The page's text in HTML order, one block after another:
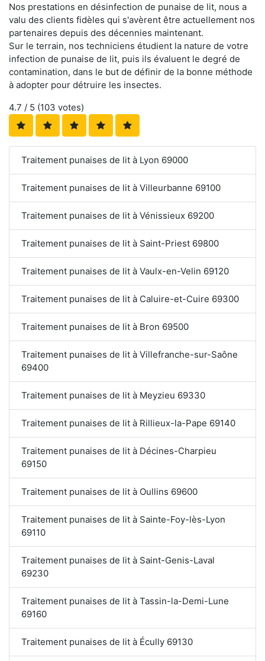
Nos prestations en désinfection de punaise de lit, nous a
valu des clients fidèles qui s'avèrent être actuellement nos
partenaires depuis des décennies maintenant.
Sur le terrain, nos techniciens étudient la nature de votre
infection de punaise de lit, puis ils évaluent le degré de
contamination, dans le but de définir de la bonne méthode
à adopter pour détruire les insectes.
4.7 / 5 (103 votes)
Traitement punaises de lit à Lyon 69000
Traitement punaises de lit à Villeurbanne 69100
Traitement punaises de lit à Vénissieux 69200
Traitement punaises de lit à Saint-Priest 69800
Traitement punaises de lit à Vaulx-en-Velin 69120
Traitement punaises de lit à Caluire-et-Cuire 69300
Traitement punaises de lit à Bron 69500
Traitement punaises de lit à Villefranche-sur-Saône
69400
Traitement punaises de lit à Meyzieu 69330
Traitement punaises de lit à Rillieux-la-Pape 69140
Traitement punaises de lit à Décines-Charpieu
69150
Traitement punaises de lit à Oullins 69600
Traitement punaises de lit à Sainte-Foy-lès-Lyon
69110
Traitement punaises de lit à Saint-Genis-Laval
69230
Traitement punaises de lit à Tassin-la-Demi-Lune
69160
Traitement punaises de lit à Écully 69130